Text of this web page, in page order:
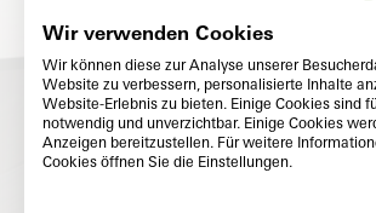
Wir verwenden Cookies
Wir können diese zur Analyse unserer
Website zu verbessern, personalisierte Inhalte
Website-Erlebnis zu bieten. Einige Cookies sind
notwendig und unverzichtbar. Einige Cookies
Anzeigen bereitzustellen. Für weitere
Cookies öffnen Sie die Einstellungen.